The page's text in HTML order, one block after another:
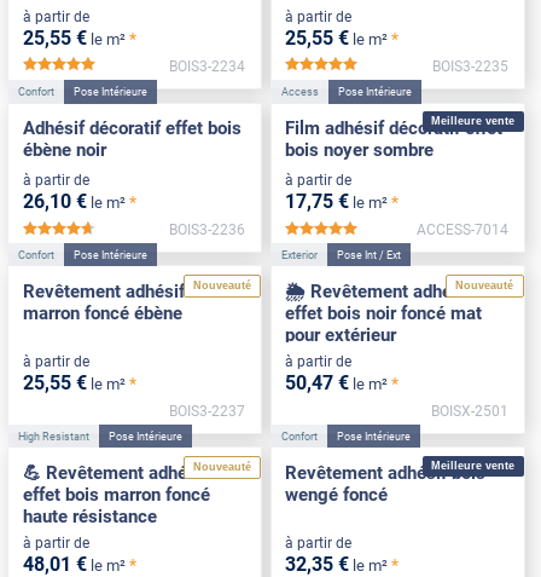
à partir de
25,55 € le m² *
BOIS3-2234
à partir de
25,55 € le m² *
BOIS3-2235
Confort Pose Intérieure
Adhésif décoratif effet bois
ébène noir
à partir de
26,10 € le m² *
*****
BOIS3-2236
Meilleure vente
Access Pose Intérieure
Film adhésif décoratif effet
bois noyer sombre
à partir de
17,75 € le m² *
ACCESS-7014
Nouveauté
Confort Pose Intérieure
Revêtement adhésif bois
marron foncé ébène
à partir de
25,55 € le m² *
BOIS3-2237
Nouveauté
Exterior Pose Int / Ext
🌦️ Revêtement adhésif
effet bois noir foncé mat
pour extérieur
à partir de
50,47 € le m² *
BOISX-2501
Nouveauté
High Resistant Pose Intérieure
💪 Revêtement adhésif
effet bois marron foncé
haute résistance
à partir de
48,01 € le m² *
Meilleure vente
Confort Pose Intérieure
Revêtement adhésif bois
wengé foncé
à partir de
32,35 € le m² *